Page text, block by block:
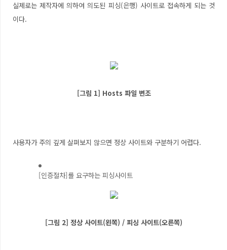
실제로는 제작자에 의하여 의도된 피싱(은행) 사이트로 접속하게 되는 것
이다.
[그림 1] Hosts 파일 변조
사용자가 주의 깊게 살펴보지 않으면 정상 사이트와 구분하기 어렵다.
[인증절차]를 요구하는 피싱사이트
[그림 2] 정상 사이트(왼쪽) / 피싱 사이트(오른쪽)